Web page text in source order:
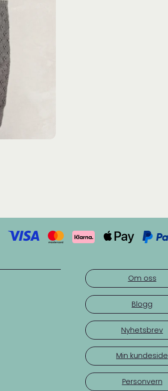
Om oss
Blogg
Nyhetsbrev
Min kundeside
Personvern